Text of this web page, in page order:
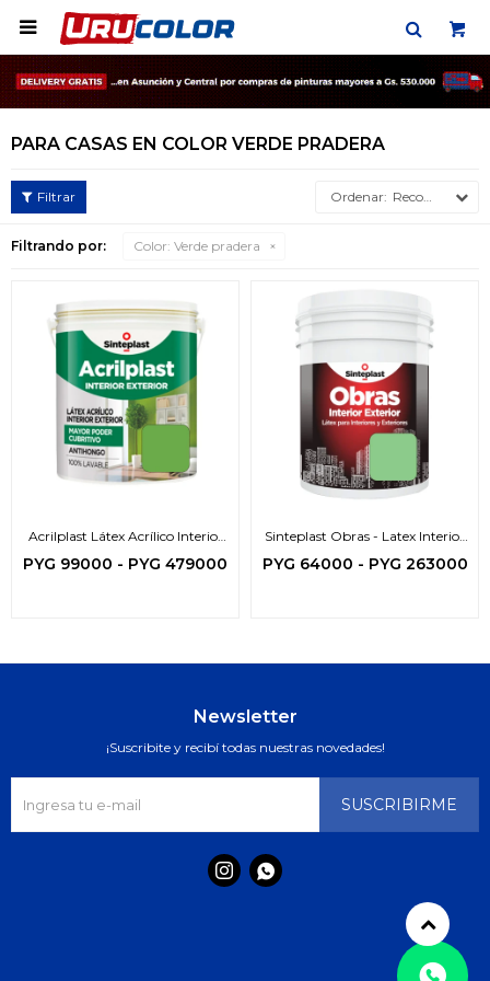

PARA CASAS EN COLOR VERDE PRADERA
Recomendados
Filtrando por: Color: Verde pradera
Acrilplast Látex Acrílico Interior
Exterior
PYG 99000 - PYG 479000
Sinteplast Obras - Latex Interior
Exterior
PYG 64000 - PYG 263000
Newsletter
¡Suscribite y recibí todas nuestras novedades!
SUSCRIBIRME
 